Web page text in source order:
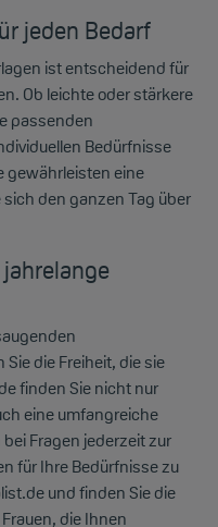
jeden Bedarf
ist entscheidend für
Ob leichte oder stärkere
passenden
Bedürfnisse
gewährleisten eine
den ganzen Tag über
die Freiheit, die sie
finden Sie nicht nur
eine umfangreiche
Fragen jederzeit zur
für Ihre Bedürfnisse zu
und finden Sie die
die Ihnen